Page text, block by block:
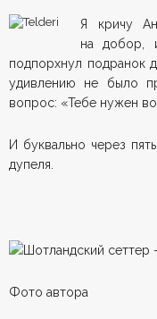
Я кричу
на добор,
подпорхнул подранок
удивлению не было
вопрос: «Тебе нужен
И буквально через
дупеля.
Фото автора